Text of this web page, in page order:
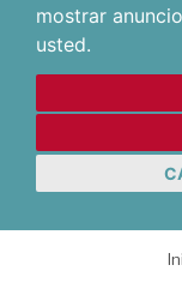
mostrar
usted.